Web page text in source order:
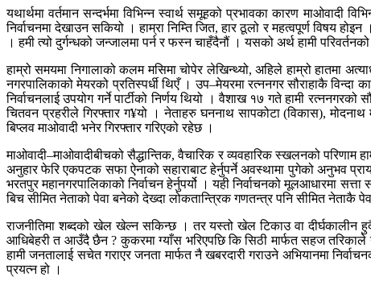
यथार्थमा वर्तमान सन्दर्भमा विभिन्न स्वार्थ समूहको प्रभावका कारण माओवादी
निर्वाचनमा देखाउन सकियो । हाम्रा निम्ति जित, हार ठूलो र महत्वपूर्ण विषय
। हमी त्यो दुर्गन्धको जन्जालमा पर्न र फस्न चाहँदैनौं । यसको अर्थ हामी
हाम्रो समयमा निगालाको कलम मसिमा चोपेर लेखिन्थ्यो, अहिले हाम्रो हातमा
नगरपालिकाको मेयरको प्रतिस्पर्धी थिएँ । उप–मेयरमा रत्ननगर सौराहाकै विन्दा
निर्वाचनलाई उपयोग गर्ने पार्टीको निर्णय थियो । वैशाख १७ गते हामी
चितवन प्रहरीले गिरफ्तार ग¥यो । नेताहरु घननाथ सापकोटा (विकास), मोदनाथ
बिप्लव माओवादी भनेर गिरफ्तार गरिएको रहेछ ।
माओवादी–माओवादीबीचको सैद्धान्तिक, वैचारिक र व्यवहारिक स्खलनको
अनुहार फेरि एकपटक सफा ऐनाको सहाराबाट हेर्नुपर्ने अवस्थामा पुगेको अनुभव
भरतपुर महानगरपालिकाको निर्वाचन हेर्नुपर्यो । यही निर्वाचनको मूलआधारमा
बिच सीमित नेताको पेवा बनेको देख्दा लोकतान्त्रिक गणतन्त्र पनि सीमित नेताकै
राजनीतिमा शब्दको खेल खेल्न सकिन्छ । तर यस्तो खेल टिकाउ वा
आधिबेहरी त आउँदै छैन ? कुकरमा ग्याँस भरिएपछि कि सिठी मार्फत सहज तरिकाले
हामी जनतालाई सचेत गराएर जनता मार्फत नै खबरदारी गराउने अभियानमा
प्रयत्न हो ।